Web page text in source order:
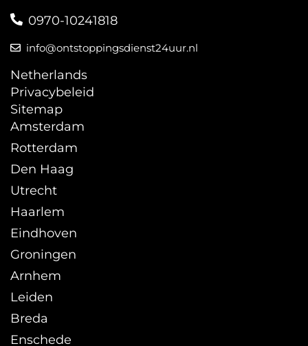
0970-10241818
info@ontstoppingsdienst24uur.nl
Netherlands
Privacybeleid
Sitemap
Amsterdam
Rotterdam
Den Haag
Utrecht
Haarlem
Eindhoven
Groningen
Arnhem
Leiden
Breda
Enschede